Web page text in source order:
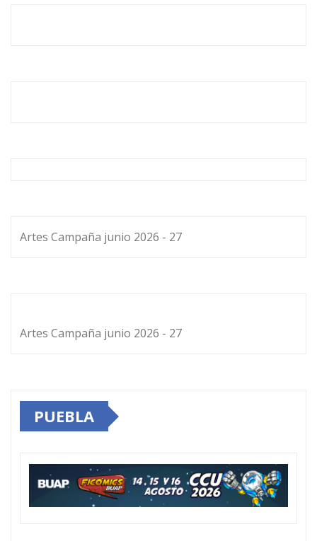
Artes Campaña junio 2026 - 27
Artes Campaña junio 2026 - 27
PUEBLA